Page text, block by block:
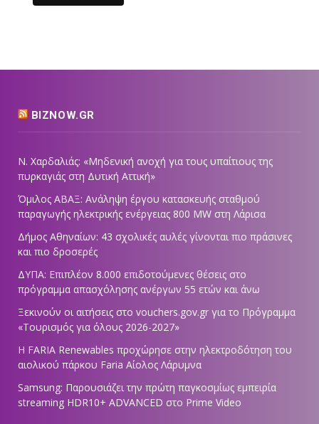
BIZNOW.GR
Ν. Χαρδαλιάς: «Μηδενική ανοχή για τους υπαίτιους της
πυρκαγιάς στη Δυτική Αττική»
Όμιλος ΑΒΑΞ: Ανάληψη έργου κατασκευής σταθμού
παραγωγής ηλεκτρικής ενέργειας 800 ΜW στη Λάρισα
Δήμος Αθηναίων: 43 σχολικές αυλές γίνονται πιο πράσινες
και πιο δροσερές
ΔΥΠΑ: Επιπλέον 8.000 επιδοτούμενες θέσεις στο
πρόγραμμα απασχόλησης ανέργων 55 ετών και άνω
Ξεκινούν οι αιτήσεις στο vouchers.gov.gr για το Πρόγραμμα
«Τουρισμός για όλους 2026-2027»
Η FARIA Renewables προχώρησε στην ηλεκτροδότηση του
αιολικού πάρκου Faria Αίολος Λάρυμνα
Samsung: Παρουσιάζει την πρώτη παγκοσμίως εμπειρία
streaming HDR10+ ADVANCED στο Prime Video